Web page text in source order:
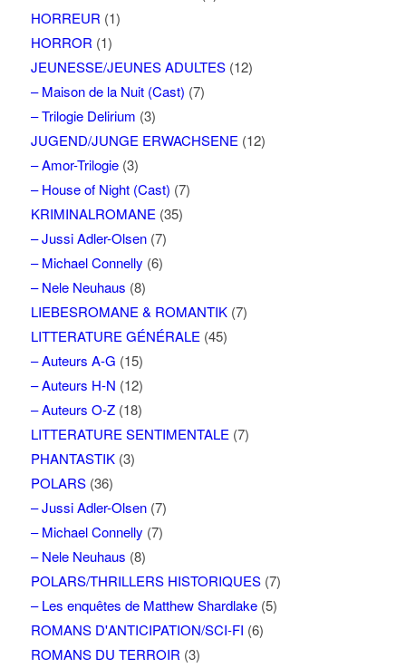
HORREUR (1)
HORROR (1)
JEUNESSE/JEUNES ADULTES(12)
– Maison de la Nuit (Cast) (7)
– Trilogie Delirium (3)
JUGEND/JUNGE ERWACHSENE(12)
– Amor-Trilogie(3)
– House of Night (Cast) (7)
KRIMINALROMANE(35)
– Jussi Adler-Olsen(7)
– Michael Connelly (6)
– Nele Neuhaus (8)
LIEBESROMANE & ROMANTIK(7)
LITTERATURE GÉNÉRALE(45)
– Auteurs A-G (15)
– Auteurs H-N (12)
– Auteurs O-Z(18)
LITTERATURE SENTIMENTALE(7)
PHANTASTIK(3)
POLARS(36)
– Jussi Adler-Olsen(7)
– Michael Connelly (7)
– Nele Neuhaus (8)
POLARS/THRILLERS HISTORIQUES(7)
– Les enquêtes de Matthew Shardlake(5)
ROMANS D'ANTICIPATION/SCI-FI (6)
ROMANS DU TERROIR (3)